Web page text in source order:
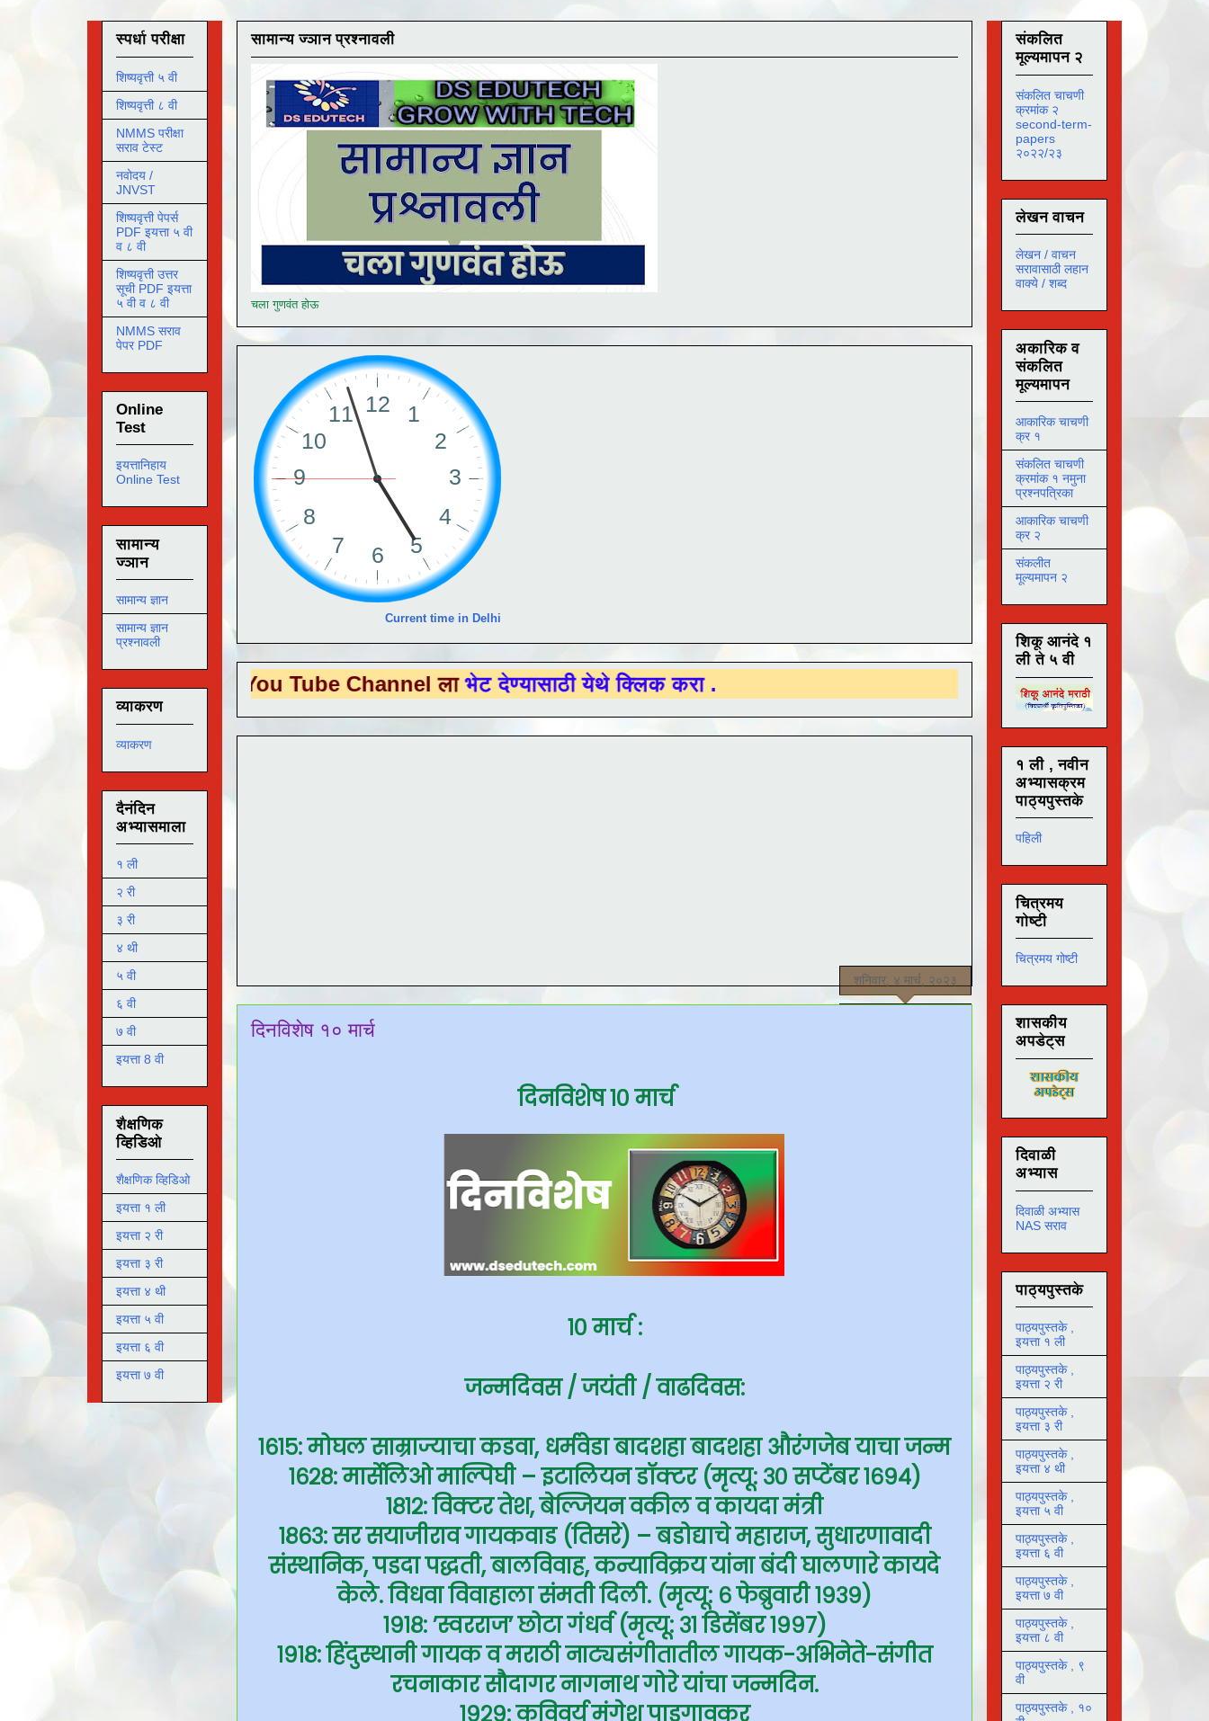
सामान्य ज्ञान प्रश्नावली
चला गुणवंत होऊ
Current time in Delhi
EDUTECHया You Tube Channel लाभेट देण्यासाठी येथे क्लिक करा .
शनिवार, ४ मार्च, २०२३
दिनविशेष १० मार्च
दिनविशेष १० मार्च
१० मार्च:
जन्मदिवस / जयंती / वाढदिवस:
१६१५: मोघल साम्राज्याचा कडवा, धर्मवेडा बादशहा बादशहा औरंगजेब याचा जन्म
१६२८: मार्सेलिओ माल्पिघी – इटालियन डॉक्टर (मृत्यू: ३० सप्टेंबर १६९४)
१८१२: विक्टर तेश, बेल्जियन वकील व कायदा मंत्री
१८६३: सर सयाजीराव गायकवाड (तिसरे) – बडोद्याचे महाराज, सुधारणावादी
संस्थानिक, पडदा पद्धती, बालविवाह, कन्याविक्रय यांना बंदी घालणारे कायदे
केले. विधवा विवाहाला संमती दिली. (मृत्यू: ६ फेब्रुवारी १९३९)
१९१८: ’स्वरराज’ छोटा गंधर्व (मृत्यू: ३१ डिसेंबर १९९७)
१९१८: हिंदुस्थानी गायक व मराठी नाट्यसंगीतातील गायक-अभिनेते-संगीत
रचनाकार सौदागर नागनाथ गोरे यांचा जन्मदिन.
१९२९: कविवर्य मंगेश पाडगावकर
स्पर्धा परीक्षा
शिष्यवृत्ती ५ वी
शिष्यवृत्ती ८ वी
NMMS परीक्षा
सराव टेस्ट
नवोदय /
JNVST
शिष्यवृत्ती पेपर्स
PDF इयत्ता ५ वी
व ८ वी
शिष्यवृत्ती उत्तर
सूची PDF इयत्ता
५ वी व ८ वी
NMMS सराव
पेपर PDF
Online
Test
इयत्तानिहाय
Online Test
सामान्य
ज्ञान
सामान्य ज्ञान
सामान्य ज्ञान
प्रश्नावली
व्याकरण
व्याकरण
दैनंदिन
अभ्यासमाला
१ ली
२ री
३ री
४ थी
५ वी
६ वी
७ वी
इयत्ता 8 वी
शैक्षणिक
व्हिडिओ
शैक्षणिक व्हिडिओ
इयत्ता १ ली
इयत्ता २ री
इयत्ता ३ री
इयत्ता ४ थी
इयत्ता ५ वी
इयत्ता ६ वी
इयत्ता ७ वी
संकलित
मूल्यमापन २
संकलित चाचणी
क्रमांक २
second-term-
papers
२०२२/२३
लेखन वाचन
लेखन / वाचन
सरावासाठी लहान
वाक्ये / शब्द
अकारिक व
संकलित
मूल्यमापन
आकारिक चाचणी
क्र १
संकलित चाचणी
क्रमांक १ नमुना
प्रश्नपत्रिका
आकारिक चाचणी
क्र २
संकलीत
मूल्यमापन २
शिकू आनंदे १
ली ते ५ वी
१ ली , नवीन
अभ्यासक्रम
पाठ्यपुस्तके
पहिली
चित्रमय
गोष्टी
चित्रमय गोष्टी
शासकीय
अपडेट्स
दिवाळी
अभ्यास
दिवाळी अभ्यास
NAS सराव
पाठ्यपुस्तके
पाठ्यपुस्तके ,
इयत्ता १ ली
पाठ्यपुस्तके ,
इयत्ता २ री
पाठ्यपुस्तके ,
इयत्ता ३ री
पाठ्यपुस्तके ,
इयत्ता ४ थी
पाठ्यपुस्तके ,
इयत्ता ५ वी
पाठ्यपुस्तके ,
इयत्ता ६ वी
पाठ्यपुस्तके ,
इयत्ता ७ वी
पाठ्यपुस्तके ,
इयत्ता ८ वी
पाठ्यपुस्तके , ९
वी
पाठ्यपुस्तके , १०